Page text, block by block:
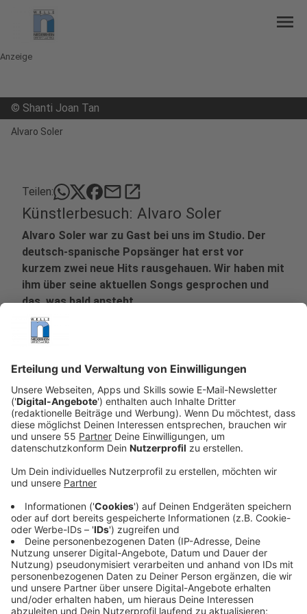
menu
Anzeige
© Shanti Joan Tan
Alvaro Soler
Teilen: mailopen_in_new
Künstlerbesuch: Alvaro Soler
Alvaro Soler war zu Gast bei uns im Studio. Der
deutsch-spanische Popsänger hat erst vor
kurzem zwei neue Hits rausgehauen. Wir haben mit
ihm über seine aktuellen Songs gesprochen und
das, was bald ansteht.
Veröffentlicht:
Anzeige
Seine Singles "Muero" und "Para Vivirla" verströmen
den berüchtigten spanischen Soler-Flair und bringen
einen, zumindest gedanklich, in den nächsten
raus. Seitdem wurden seine Hits über 52 Mal mit Platin
nicht nur auf der Bühne. Auch bei den bekanntesten
deutschen Fernsehmusikshows ist er mit dabei. Seit
2021 ist Alvaro Soler Coach bei "The Voice Kids".
Zudem war er als Rategast bei "The Masked Singer"
und auch schon bei "Sing mein Song - das
Tauschkonzert" am Start. Und Alvaro Soler kann mehr
mit seiner Stimme, als nur zu singen. Im Disney-Film